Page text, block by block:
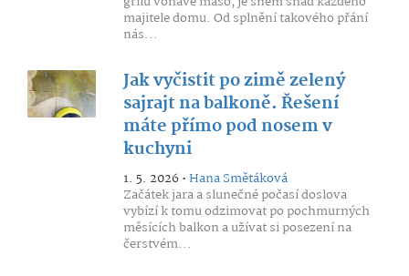
majitele domu. Od splnění takového přání
nás...
Jak vyčistit po zimě zelený
sajrajt na balkoně. Řešení
máte přímo pod nosem v
kuchyni
1. 5. 2026 •Hana Smětáková
Začátek jara a slunečné počasí doslova
vybízí k tomu odzimovat po pochmurných
měsících balkon a užívat si posezení na
čerstvém...